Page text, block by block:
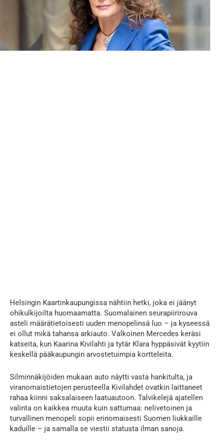
Helsingin Kaartinkaupungissa nähtiin hetki, joka ei jäänyt
ohikulkijoilta huomaamatta. Suomalainen seurapiirirouva
asteli määrätietoisesti uuden menopelinsä luo – ja kyseessä
ei ollut mikä tahansa arkiauto. Valkoinen Mercedes keräsi
katseita, kun Kaarina Kivilahti ja tytär Klara hyppäsivät kyytiin
keskellä pääkaupungin arvostetuimpia kortteleita.
Silminnäkijöiden mukaan auto näytti vasta hankitulta, ja
viranomaistietojen perusteella Kivilahdet ovatkin laittaneet
rahaa kiinni saksalaiseen laatuautoon. Talvikelejä ajatellen
valinta on kaikkea muuta kuin sattumaa: nelivetoinen ja
turvallinen menopeli sopii erinomaisesti Suomen liukkaille
kaduille – ja samalla se viestii statusta ilman sanoja.